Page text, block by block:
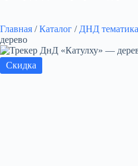
Главная / Каталог / ДНД тематика
дерево
Скидка